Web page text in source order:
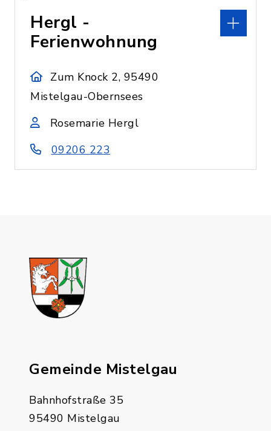
Hergl -
Ferienwohnung
Zum Knock 2, 95490
Mistelgau-Obernsees
Rosemarie Hergl
09206 223
Gemeinde Mistelgau
Bahnhofstraße 35
95490 Mistelgau